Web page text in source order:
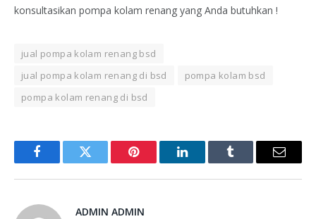
konsultasikan pompa kolam renang yang Anda butuhkan !
jual pompa kolam renang bsd
jual pompa kolam renang di bsd
pompa kolam bsd
pompa kolam renang di bsd
FacebookTwitter Pinterest LinkedInTumblr Email
ADMIN ADMIN